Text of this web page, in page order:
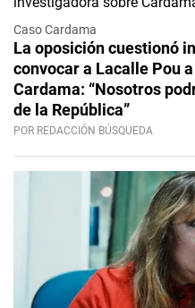
Caso Cardama
La oposición cuestionó
convocar a Lacalle Pou
Cardama: “Nosotros
de la República”
POR REDACCIÓN BÚSQUEDA